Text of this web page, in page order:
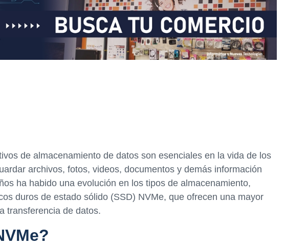
de almacenamiento de datos son esenciales en la vida de los
archivos, fotos, videos, documentos y demás información
ha habido una evolución en los tipos de almacenamiento,
duros de estado sólido (SSD) NVMe, que ofrecen una mayor
transferencia de datos.